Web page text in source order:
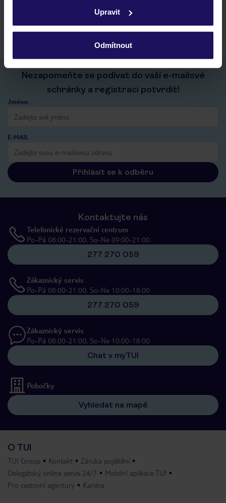
ochrany osobních údajů.Upravit
Odmítnout
historie vyhledávání a naposledy zobrazené nabídky
kontakt s TUI a všechny informace o tvé rezervaci v myTUI
Nezapomeňte se podívat do vaší e-mailové
schránky a registraci potvrdit!
Jméno:
E-MAIL
Přihlásit se k odběru
Kontaktujte nás
Telefonické rezervační centrum
Po-Pá 08:00-21:00, So-Ne 09:00-21:00
277 270 059
Zákaznický servis
Po-Pá 08:00-21:00, So-Ne 10:00-18:00
277 270 059
Zákaznický servis
Po-Pá 08:00-21:00, So-Ne 10:00-18:00
Chat v myTUI
Pobočky
Vyhledat na mapě
O TUI
TUI Group Kontakt
Záruka pojištění
Delegátský online servis 24/7
Mobilní aplikace TUI
Pro cestovní agentury
Kariéra